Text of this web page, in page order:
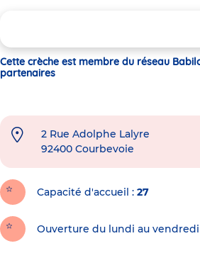
Cette crèche est membre du réseau
partenaires
2 Rue Adolphe Lalyre
92400 Courbevoie
Capacité d'accueil 27
Ouverture du lundi au vendredi